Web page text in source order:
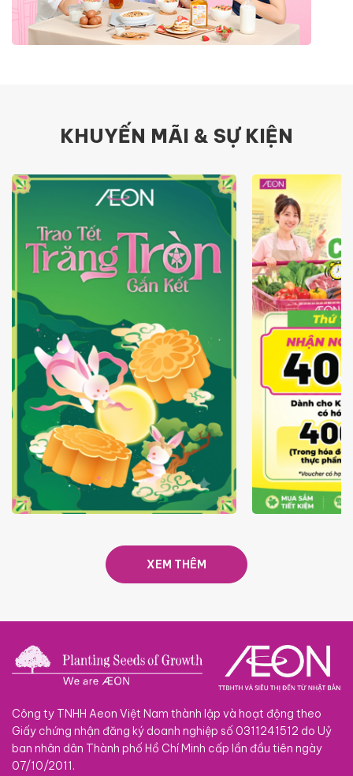
KHUYẾN MÃI & SỰ KIỆN
TRAO TẾT TRĂNG TRÒN GẮN
GIÁ LUÔN
XEM THÊM
Công ty TNHH Aeon Việt Nam thành lập và hoạt động theo
Giấy chứng nhận đăng ký doanh nghiệp số 0311241512 do Uỷ
ban nhân dân Thành phố Hồ Chí Minh cấp lần đầu tiên ngày
07/10/2011.